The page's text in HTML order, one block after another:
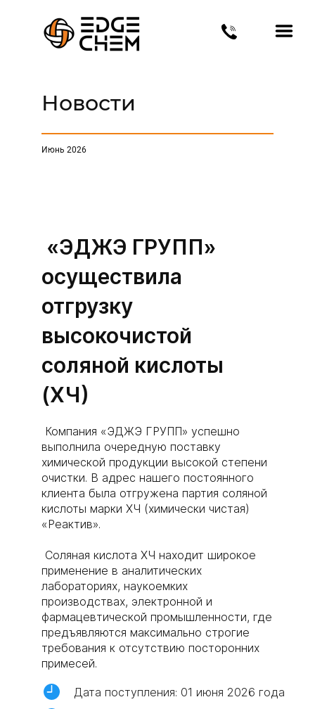
Новости
Июнь 2026
«ЭДЖЭ ГРУПП»
осуществила
отгрузку
высокочистой
соляной кислоты
(ХЧ)
Компания «ЭДЖЭ ГРУПП» успешно
выполнила очередную поставку
химической продукции высокой степени
очистки. В адрес нашего постоянного
клиента была отгружена партия соляной
кислоты марки ХЧ (химически чистая)
«Реактив».
Соляная кислота ХЧ находит широкое
применение в аналитических
лабораториях, наукоемких
производствах, электронной и
фармацевтической промышленности, где
предъявляются максимально строгие
требования к отсутствию посторонних
примесей.
Дата поступления: 01 июня 2026 года